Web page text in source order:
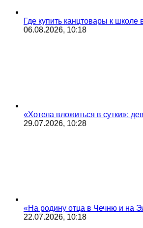
Где купить канцтовары к
06.08.2026, 10:18
«Хотела вложиться в сутки»:
29.07.2026, 10:28
«На родину отца в Чечню и на
22.07.2026, 10:18